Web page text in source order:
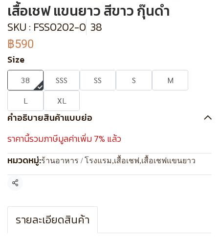
เสื้อเชฟ แขนยาว สีขาว กุ๊นดำ
SKU : FSS0202-0 38
฿590
Size
38 SSS SS S
M
L
XL
คำอธิบายสินค้าแบบย่อ
ราคานี้รวมภาษีมูลค่าเพิ่ม 7% แล้ว
หมวดหมู่:ร้านอาหาร / โรงแรม,เสื้อเชฟ,เสื้อเชฟแขนยาว
แชร์
รายละเอียดสินค้า